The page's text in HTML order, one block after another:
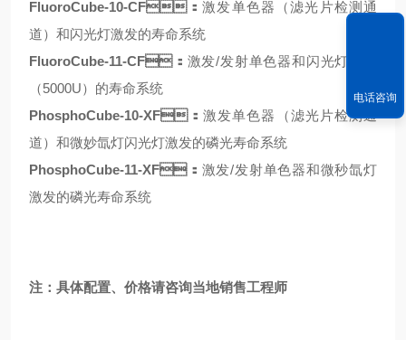
FluoroCube-10-CF：激发单色器（滤光片检测通
道）和闪光灯激发的寿命系统
FluoroCube-11-CF： 激发/发射单色器和闪光灯激发
（5000U）的寿命系统
PhosphoCube-10-XF：激发单色器（滤光片检测通
道）和微妙氙灯闪光灯激发的磷光寿命系统
PhosphoCube-11-XF： 激发/发射单色器和微秒氙灯
激发的磷光寿命系统
注：具体配置、价格请咨询当地销售工程师
电话咨询